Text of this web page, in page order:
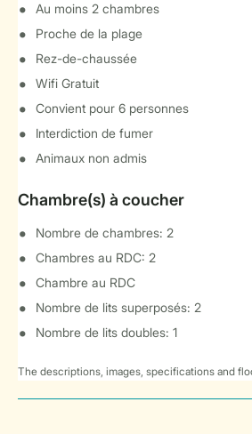
Au moins 2 chambres
Proche de la plage
Rez-de-chaussée
Wifi Gratuit
Convient pour 6 personnes
Interdiction de fumer
Animaux non admis
Chambre(s) à coucher
Nombre de chambres: 2
Chambres au RDC: 2
Chambre au RDC
Nombre de lits superposés: 2
Nombre de lits doubles: 1
The descriptions, images, specifications and